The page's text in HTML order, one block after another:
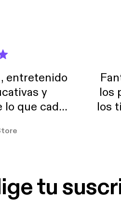
entretenido
y
lo que cada
horas
los
los
tu